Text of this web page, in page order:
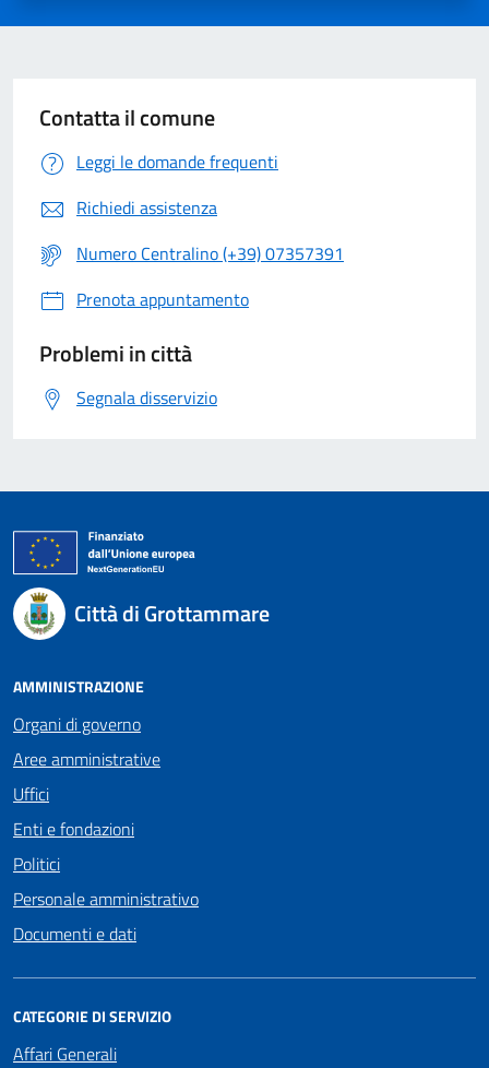
Contatta il comune
Leggi le domande frequenti
Richiedi assistenza
Numero Centralino (+39) 07357391
Prenota appuntamento
Problemi in città
Segnala disservizio
Città di Grottammare
AMMINISTRAZIONE
Organi di governo
Aree amministrative
Uffici
Enti e fondazioni
Politici
Personale amministrativo
Documenti e dati
CATEGORIE DI SERVIZIO
Affari Generali